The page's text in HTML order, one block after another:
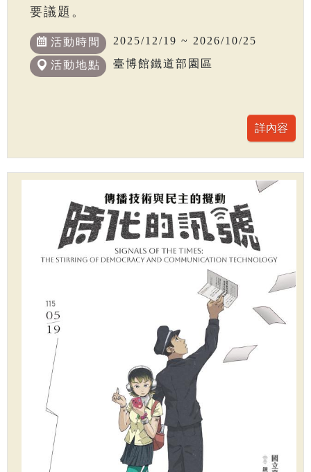
要議題。
活動時間 2025/12/19 ~ 2026/10/25
活動地點 臺博館鐵道部園區